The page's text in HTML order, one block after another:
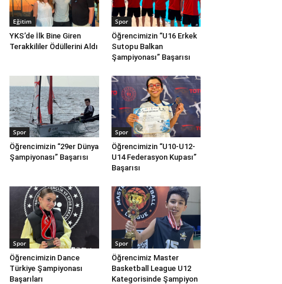
Eğitim
YKS’de İlk Bine Giren
Terakkililer Ödüllerini Aldı
Spor
Öğrencimizin “U16 Erkek
Sutopu Balkan
Şampiyonası” Başarısı
Spor
Öğrencimizin “29er Dünya
Şampiyonası” Başarısı
Spor
Öğrencimizin “U10-U12-
U14 Federasyon Kupası”
Başarısı
Spor
Öğrencimizin Dance
Türkiye Şampiyonası
Başarıları
Spor
Öğrencimiz Master
Basketball League U12
Kategorisinde Şampiyon